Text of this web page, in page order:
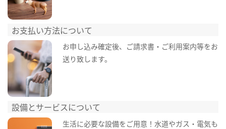
お支払い方法について
お申し込み確定後、ご請求書・ご利用案内等をお
送り致します。
設備とサービスについて
生活に必要な設備をご用意！水道やガス・電気も